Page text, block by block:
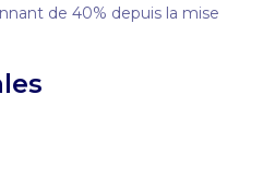
de 40% depuis la mise